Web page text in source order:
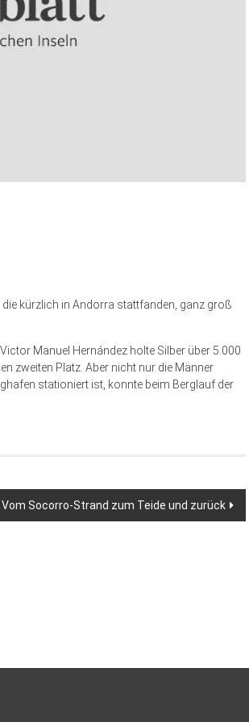
kürzlich in Andorra stattfanden, ganz groß
Manuel Hernández holte Silber über 5.000
zweiten Platz. Aber nicht nur die Männer
stationiert ist, konnte beim Berglauf der
Vom Socorro-Strand zum Teide und zurück